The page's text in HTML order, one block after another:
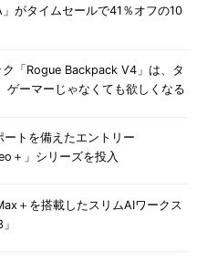
がタイムセールで41％オフの10
「Rogue Backpack V4」は、タ
ーマーじゃなくても欲しくなる
トを備えたエントリー
＋」シリーズを投入
＋を搭載したスリムAIワークス